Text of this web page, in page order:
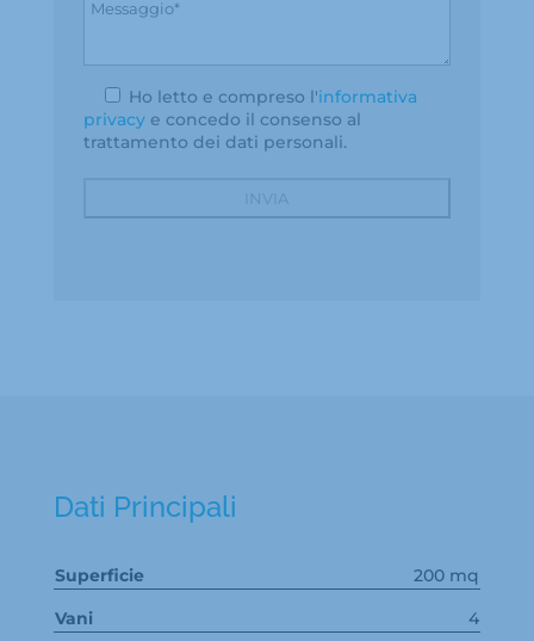
Ho letto e compreso l'informativa
privacye concedo il consenso al
trattamento dei dati personali.
Dati Principali
Superficie
200 mq
Vani
4